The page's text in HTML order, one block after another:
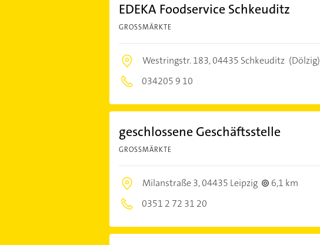
EDEKA Foodservice Schkeuditz
GROSSMÄRKTE
Westringstr. 183,04435 Schkeuditz (Dölzig)
034205 9 10
geschlossene Geschäftsstelle
GROSSMÄRKTE
Milanstraße 3,04435 Leipzig
6,1 km
0351 2 72 31 20